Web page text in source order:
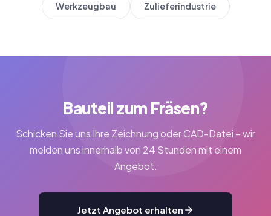
Werkzeugbau Zulieferindustrie
Bauteil zum Fräsen?
Schicken Sie uns Ihre Zeichnung oder CAD-Datei – wir
melden uns innerhalb von 24 Stunden mit einem
Angebot.
Jetzt Angebot erhalten